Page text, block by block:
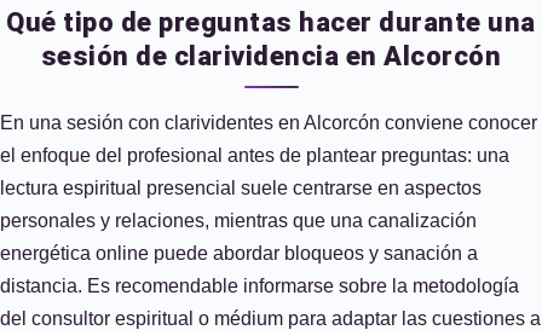
Qué tipo de preguntas hacer durante una
sesión de clarividencia en Alcorcón
En una sesión con clarividentes en Alcorcón conviene conocer
el enfoque del profesional antes de plantear preguntas: una
lectura espiritual presencial suele centrarse en aspectos
personales y relaciones, mientras que una canalización
energética online puede abordar bloqueos y sanación a
distancia. Es recomendable informarse sobre la metodología
del consultor espiritual o médium para adaptar las cuestiones a